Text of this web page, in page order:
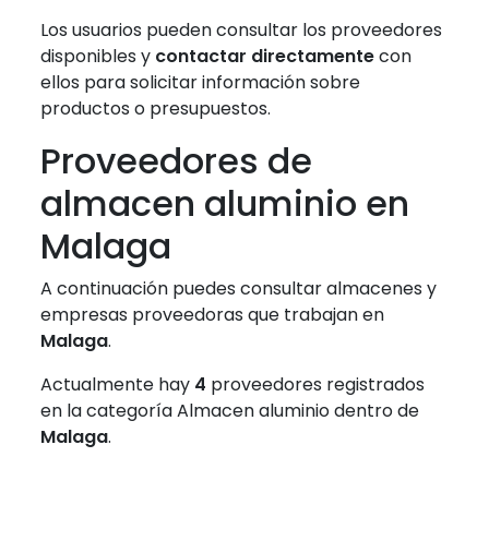
Los usuarios pueden consultar los proveedores
disponibles y contactar directamentecon
ellos para solicitar información sobre
productos o presupuestos.
Proveedores de
almacen aluminio en
Malaga
A continuación puedes consultar almacenes y
empresas proveedoras que trabajan en
Malaga.
Actualmente hay 4 proveedores registrados
en la categoría Almacen aluminio dentro de
Malaga.